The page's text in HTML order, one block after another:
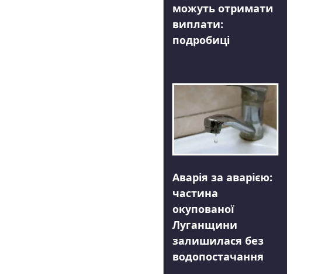
можуть отримати
виплати:
подробиці
Аварія за аварією:
частина
окупованої
Луганщини
залишилася без
водопостачання